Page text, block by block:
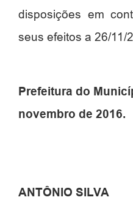
disposições em
seus efeitos a 26/11/
Prefeitura do
novembro de 2016.
ANTÔNIO SILVA